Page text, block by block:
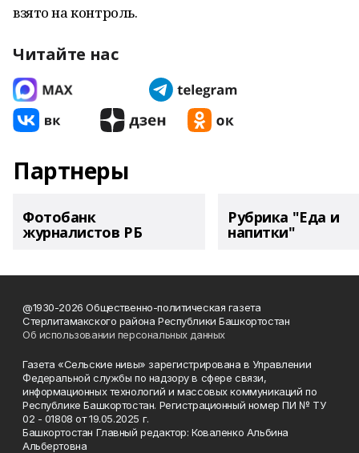
взято на контроль.
Читайте нас
Партнеры
Фотобанк
журналистов РБ
Рубрика "Еда и
напитки"
@1930-2026 Общественно-политическая газета
Стерлитамакского района Республики Башкортостан
Об использовании персональных данных
Газета «Сельские нивы» зарегистрирована в Управлении
Федеральной службы по надзору в сфере связи,
информационных технологий и массовых коммуникаций по
Республике Башкортостан. Регистрационный номер ПИ № ТУ
02 - 01808 от 19.05.2025 г.
Башкортостан Главный редактор: Коваленко Альбина
Альбертовна